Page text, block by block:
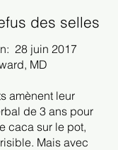
des selles
28 juin 2017
MD
amènent leur
de 3 ans pour
caca sur le pot,
Mais avec